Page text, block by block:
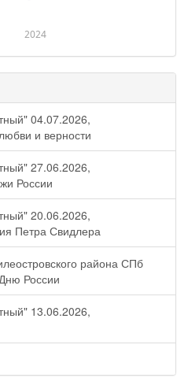
2024
04.07.2026,
и верности
27.06.2026,
России
20.06.2026,
Петра Свидлера
района СПб
России
13.06.2026,